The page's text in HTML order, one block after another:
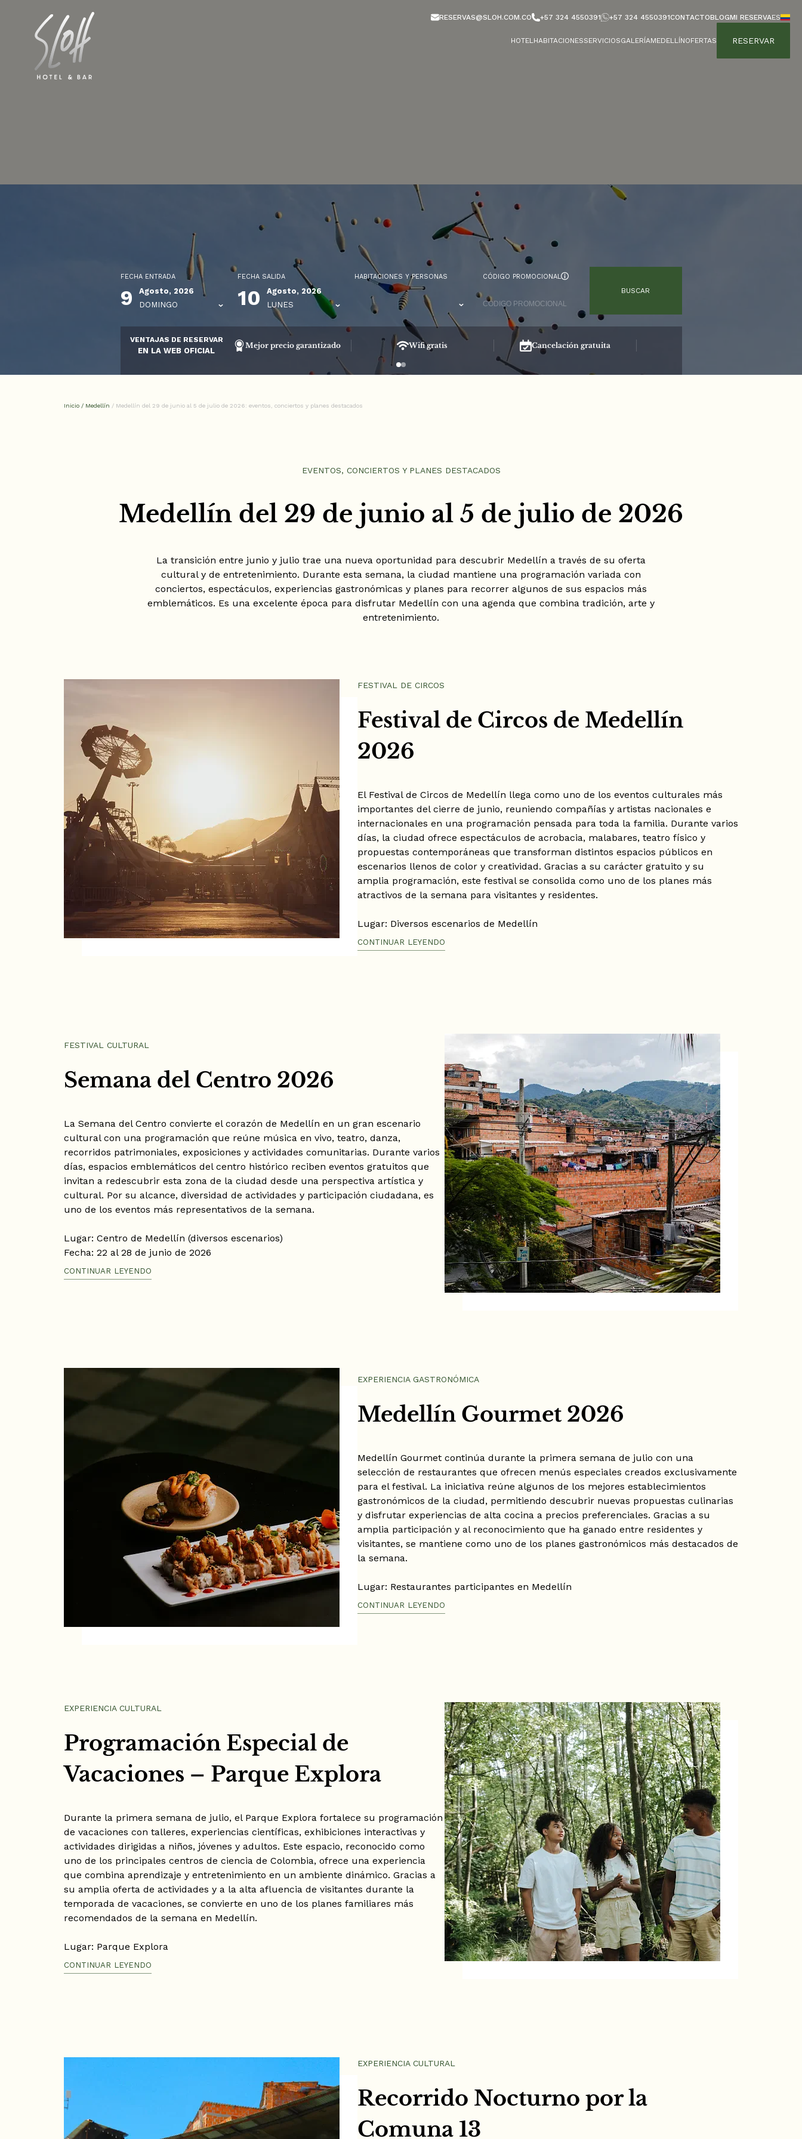
RESERVAS@SLOH.COM.CO +57 324 4550391 +57 324 4550391CONTACTOBLOGMI RESERVAES
HOTELHABITACIONESSERVICIOSGALERÍAMEDELLÍNOFERTAS RESERVAR
FECHA ENTRADA
9
Agosto, 2026
DOMINGO
FECHA SALIDA
10
Agosto, 2026
LUNES
HABITACIONES Y PERSONAS CÓDIGO PROMOCIONAL
BUSCAR
VENTAJAS DE RESERVAR
EN LA WEB OFICIAL
Mejor precio garantizado Wifi gratis Cancelación gratuita
Inicio / Medellín / Medellín del 29 de junio al 5 de julio de 2026: eventos, conciertos y planes destacados
EVENTOS, CONCIERTOS Y PLANES DESTACADOS
Medellín del 29 de junio al 5 de julio de 2026
La transición entre junio y julio trae una nueva oportunidad para descubrir Medellín a través de su oferta
cultural y de entretenimiento. Durante esta semana, la ciudad mantiene una programación variada con
conciertos, espectáculos, experiencias gastronómicas y planes para recorrer algunos de sus espacios más
emblemáticos. Es una excelente época para disfrutar Medellín con una agenda que combina tradición, arte y
entretenimiento.
FESTIVAL DE CIRCOS
Festival de Circos de Medellín
2026
El Festival de Circos de Medellín llega como uno de los eventos culturales más
importantes del cierre de junio, reuniendo compañías y artistas nacionales e
internacionales en una programación pensada para toda la familia. Durante varios
días, la ciudad ofrece espectáculos de acrobacia, malabares, teatro físico y
propuestas contemporáneas que transforman distintos espacios públicos en
escenarios llenos de color y creatividad. Gracias a su carácter gratuito y su
amplia programación, este festival se consolida como uno de los planes más
atractivos de la semana para visitantes y residentes.
Lugar: Diversos escenarios de Medellín
Fecha: 25 al 29 de junio de 2026
Hora: Programación variable según el espectáculo
CONTINUAR LEYENDO
FESTIVAL CULTURAL
Semana del Centro 2026
La Semana del Centro convierte el corazón de Medellín en un gran escenario
cultural con una programación que reúne música en vivo, teatro, danza,
recorridos patrimoniales, exposiciones y actividades comunitarias. Durante varios
días, espacios emblemáticos del centro histórico reciben eventos gratuitos que
invitan a redescubrir esta zona de la ciudad desde una perspectiva artística y
cultural. Por su alcance, diversidad de actividades y participación ciudadana, es
uno de los eventos más representativos de la semana.
Lugar: Centro de Medellín (diversos escenarios)
Fecha: 22 al 28 de junio de 2026
Hora: Programación variable según la actividad
CONTINUAR LEYENDO
EXPERIENCIA GASTRONÓMICA
Medellín Gourmet 2026
Medellín Gourmet continúa durante la primera semana de julio con una
selección de restaurantes que ofrecen menús especiales creados exclusivamente
para el festival. La iniciativa reúne algunos de los mejores establecimientos
gastronómicos de la ciudad, permitiendo descubrir nuevas propuestas culinarias
y disfrutar experiencias de alta cocina a precios preferenciales. Gracias a su
amplia participación y al reconocimiento que ha ganado entre residentes y
visitantes, se mantiene como uno de los planes gastronómicos más destacados de
la semana.
Lugar: Restaurantes participantes en Medellín
Fecha: 29 de junio al 5 de julio de 2026
Hora: Según el horario de cada restaurante
CONTINUAR LEYENDO
EXPERIENCIA CULTURAL
Programación Especial de
Vacaciones – Parque Explora
Durante la primera semana de julio, el Parque Explora fortalece su programación
de vacaciones con talleres, experiencias científicas, exhibiciones interactivas y
actividades dirigidas a niños, jóvenes y adultos. Este espacio, reconocido como
uno de los principales centros de ciencia de Colombia, ofrece una experiencia
que combina aprendizaje y entretenimiento en un ambiente dinámico. Gracias a
su amplia oferta de actividades y a la alta afluencia de visitantes durante la
temporada de vacaciones, se convierte en uno de los planes familiares más
recomendados de la semana en Medellín.
Lugar: Parque Explora
Fecha: 29 de junio al 5 de julio de 2026
Hora: 8:30 AM – 5:30 PM
CONTINUAR LEYENDO
EXPERIENCIA CULTURAL
Recorrido Nocturno por la
Comuna 13